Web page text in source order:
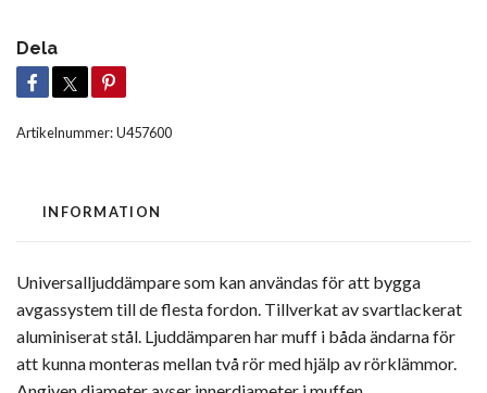
Dela
Artikelnummer:U457600
INFORMATION
Universalljuddämpare som kan användas för att bygga
avgassystem till de flesta fordon. Tillverkat av svartlackerat
aluminiserat stål. Ljuddämparen har muff i båda ändarna för
att kunna monteras mellan två rör med hjälp av rörklämmor.